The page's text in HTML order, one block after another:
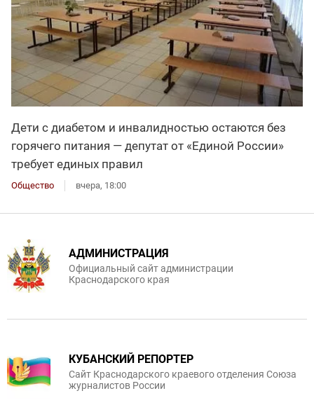
Дети с диабетом и инвалидностью остаются без
горячего питания — депутат от «Единой России»
требует единых правил
Общество вчера, 18:00
АДМИНИСТРАЦИЯ
Официальный сайт администрации
Краснодарского края
КУБАНСКИЙ РЕПОРТЕР
Сайт Краснодарского краевого отделения Союза
журналистов России